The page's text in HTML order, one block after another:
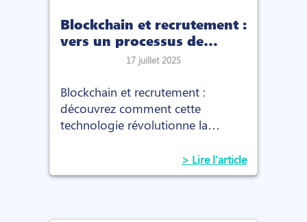
Blockchain et recrutement :
vers un processus de
vérification plus sécurisé
17 juillet 2025
Blockchain et recrutement :
découvrez comment cette
technologie révolutionne la
rendant le processus plus sécurisé,
transparent et fiable.
> Lire l'article